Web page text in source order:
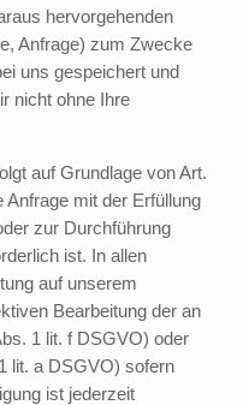
hervorgehenden
Anfrage) zum Zwecke
uns gespeichert und
nicht ohne Ihre
auf Grundlage von Art.
mit der Erfüllung
zur Durchführung
ist. In allen
auf unserem
Bearbeitung der an
1 lit. f DSGVO) oder
lit. a DSGVO) sofern
ist jederzeit